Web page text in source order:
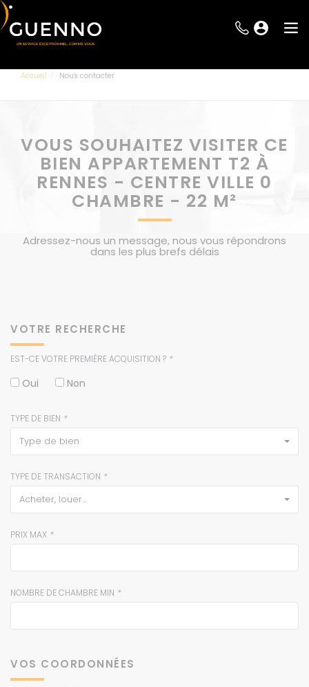
Accueil Nous contacter
VOUS SOUHAITEZ VISITER CE
BIEN APPARTEMENT T2 À
RENNES - CENTRE VILLE 0
CHAMBRE - 22 M²
Adressez-nous un message, nous vous répondrons
dans les plus brefs délais
VOTRE RECHERCHE
EST-CE VOTRE PREMIÈRE ACQUISITION ? *
Oui Non
TYPE DE BIEN *
type de bien
TYPE DE TRANSACTION *
acheter, louer...
PRIX MAX *
NOMBRE DE CHAMBRE MIN *
VOS COORDONNÉES